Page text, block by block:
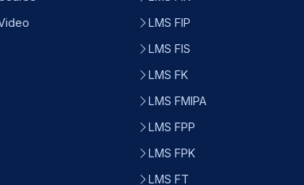
LMS FIP
LMS FIS
LMS FK
LMS FMIPA
LMS FPP
LMS FPK
LMS FT